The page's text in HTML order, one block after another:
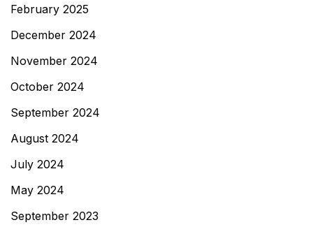
February 2025
December 2024
November 2024
October 2024
September 2024
August 2024
July 2024
May 2024
September 2023